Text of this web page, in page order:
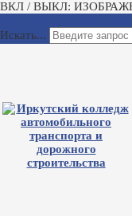
ВКЛ / ВЫКЛ:
Искать...